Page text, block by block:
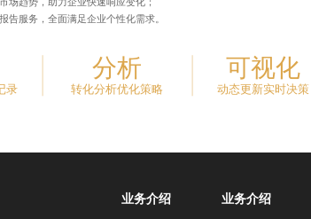
告服务，全面满足企业个性化需求。
录
分析
转化分析优化策略
可视化
动态更新实时决策
业务介绍 业务介绍